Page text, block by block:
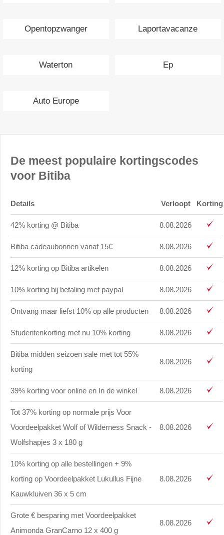
Opentopzwanger Laportavacanze
Waterton Ep
Auto Europe
De meest populaire kortingscodes
voor Bitiba
Details Verloopt Korting
42% korting @ Bitiba 8.08.2026
Bitiba cadeaubonnen vanaf 15€ 8.08.2026
12% korting op Bitiba artikelen 8.08.2026
10% korting bij betaling met paypal 8.08.2026
Ontvang maar liefst 10% op alle producten 8.08.2026
Studentenkorting met nu 10% korting 8.08.2026
Bitiba midden seizoen sale met tot 55%
korting
8.08.2026
39% korting voor online en In de winkel 8.08.2026
Tot 37% korting op normale prijs Voor
Voordeelpakket Wolf of Wilderness Snack -
Wolfshapjes 3 x 180 g
8.08.2026
10% korting op alle bestellingen + 9%
korting op Voordeelpakket Lukullus Fijne
Kauwkluiven 36 x 5 cm
8.08.2026
Grote € besparing met Voordeelpakket
Animonda GranCarno 12 x 400 g
8.08.2026